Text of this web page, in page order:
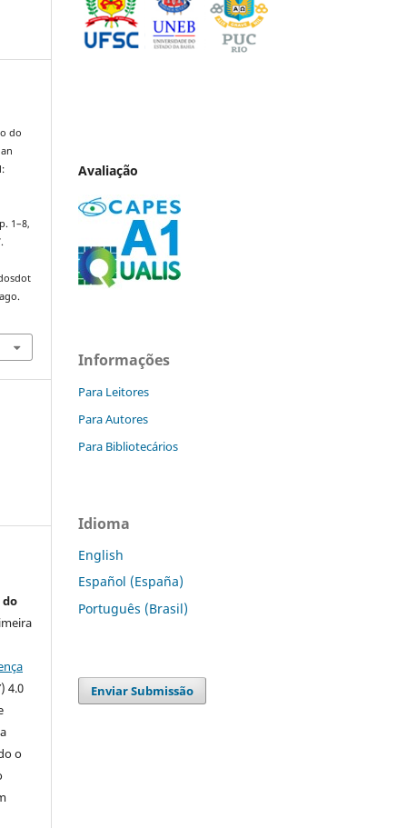
do
1–8,
do
4.0
o
Avaliação
Informações
Para Leitores
Para Autores
Para Bibliotecários
Idioma
English
Español (España)
Português (Brasil)
Enviar Submissão